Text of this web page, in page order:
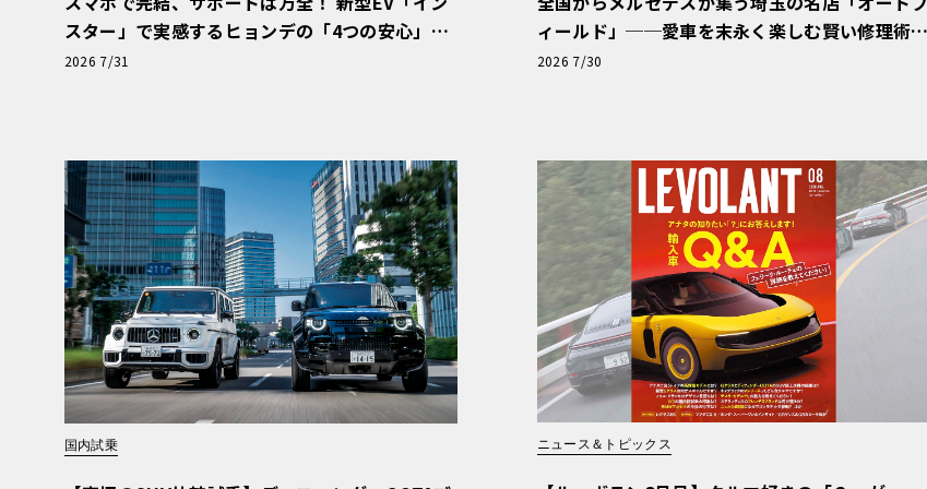
スター」で実感するヒョンデの「4つの安心」
【第1回・ヒョンデ6つの疑問：Why? Hyunda
2026 7/31
ィールド」──愛車を末永く楽しむ賢い修理術
と、プロがフックス製オイルを選ぶ理由〈PR〉
2026 7/30
国内試乗 ニュース＆トピックス